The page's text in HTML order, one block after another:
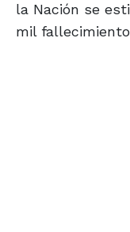
la Nación se
mil